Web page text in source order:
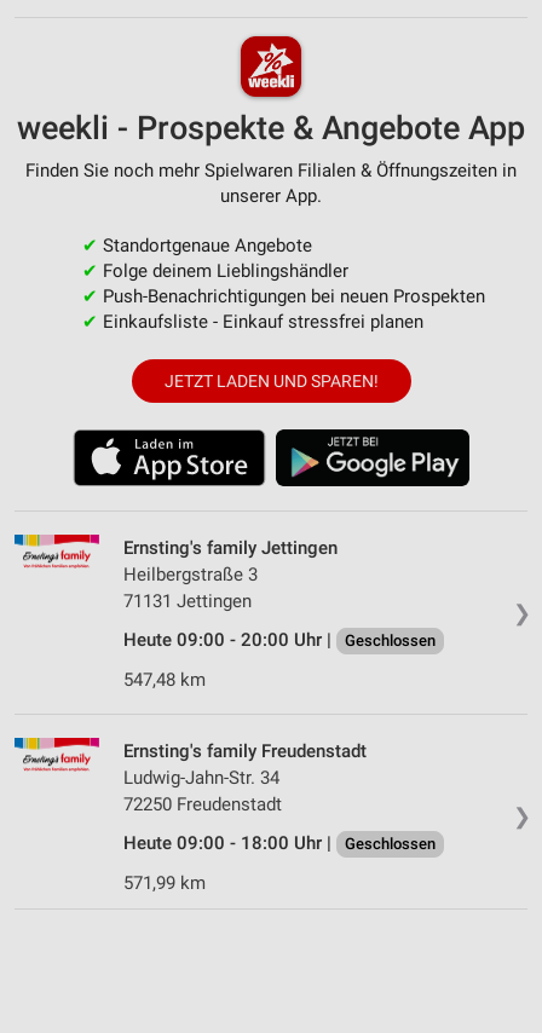
weekli - Prospekte & Angebote App
Finden Sie noch mehr Spielwaren Filialen & Öffnungszeiten in
unserer App.
✔ Standortgenaue Angebote
✔ Folge deinem Lieblingshändler
✔ Push-Benachrichtigungen bei neuen Prospekten
✔ Einkaufsliste - Einkauf stressfrei planen
JETZT LADEN UND SPAREN!
❯
Ernsting's family Jettingen
Heilbergstraße 3
71131 Jettingen
Heute 09:00 - 20:00 Uhr |
Geschlossen
547,48 km
❯
Ernsting's family Freudenstadt
Ludwig-Jahn-Str. 34
72250 Freudenstadt
Heute 09:00 - 18:00 Uhr |
Geschlossen
571,99 km